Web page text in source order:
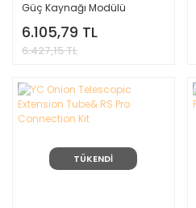
Güç Kaynağı Modülü
6.105,79 TL
6.427,15 TL
TÜKENDİ